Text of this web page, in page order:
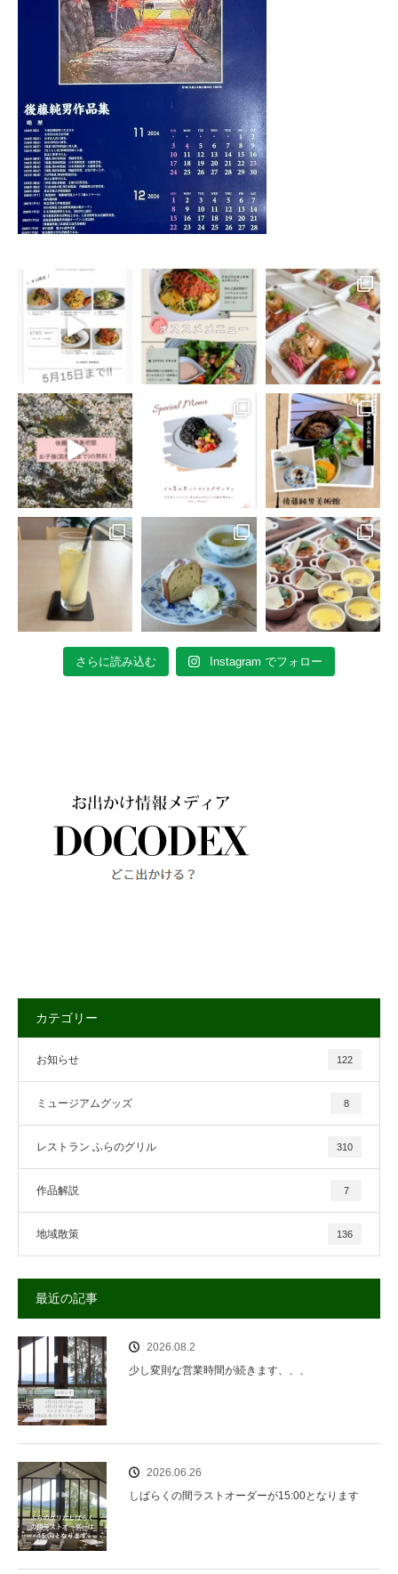
さらに読み込む Instagram でフォロー
カテゴリー
お知らせ 122
ミュージアムグッズ 8
レストラン ふらのグリル 310
作品解説 7
地域散策 136
最近の記事
2026.08.2
少し変則な営業時間が続きます、、、
2026.06.26
しばらくの間ラストオーダーが15:00となります